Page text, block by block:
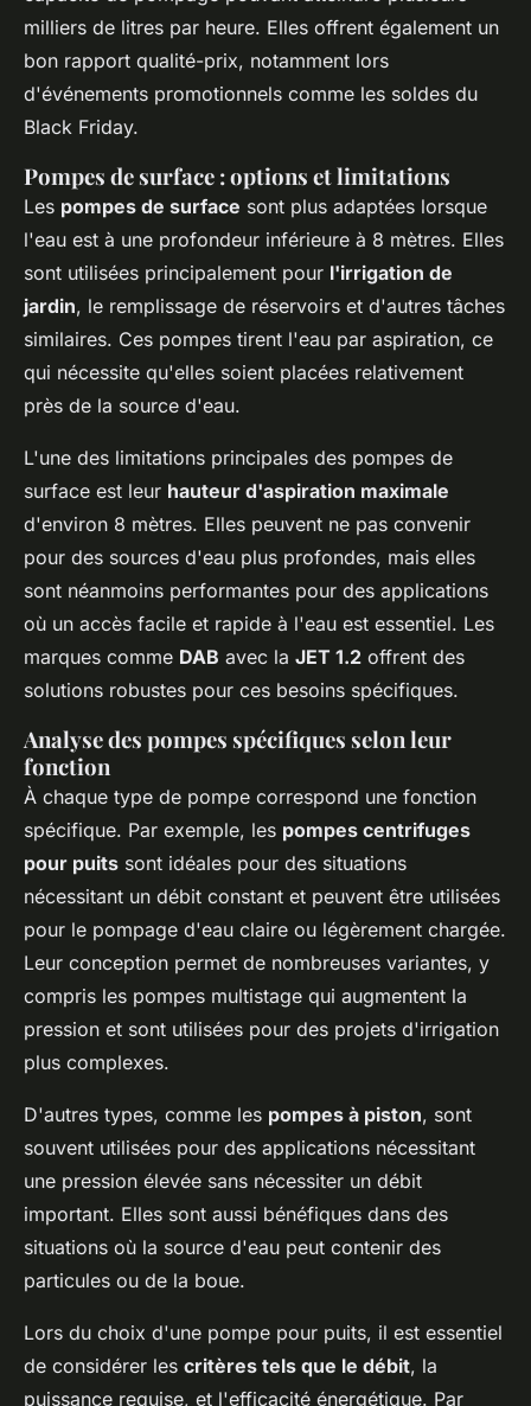
milliers de litres par heure. Elles offrent également un
bon rapport qualité-prix, notamment lors
d'événements promotionnels comme les soldes du
Black Friday.
Pompes de surface : options et limitations
Les pompes de surface sont plus adaptées lorsque
l'eau est à une profondeur inférieure à 8 mètres. Elles
sont utilisées principalement pour l'irrigation de
jardin, le remplissage de réservoirs et d'autres tâches
similaires. Ces pompes tirent l'eau par aspiration, ce
qui nécessite qu'elles soient placées relativement
près de la source d'eau.
L'une des limitations principales des pompes de
surface est leur hauteur d'aspiration maximale
d'environ 8 mètres. Elles peuvent ne pas convenir
pour des sources d'eau plus profondes, mais elles
sont néanmoins performantes pour des applications
où un accès facile et rapide à l'eau est essentiel. Les
marques comme DAB avec la JET 1.2 offrent des
solutions robustes pour ces besoins spécifiques.
Analyse des pompes spécifiques selon leur
fonction
À chaque type de pompe correspond une fonction
spécifique. Par exemple, les pompes centrifuges
pour puits sont idéales pour des situations
nécessitant un débit constant et peuvent être utilisées
pour le pompage d'eau claire ou légèrement chargée.
Leur conception permet de nombreuses variantes, y
compris les pompes multistage qui augmentent la
pression et sont utilisées pour des projets d'irrigation
plus complexes.
D'autres types, comme les pompes à piston, sont
souvent utilisées pour des applications nécessitant
une pression élevée sans nécessiter un débit
important. Elles sont aussi bénéfiques dans des
situations où la source d'eau peut contenir des
particules ou de la boue.
Lors du choix d'une pompe pour puits, il est essentiel
de considérer les critères tels que le débit, la
puissance requise, et l'efficacité énergétique. Par